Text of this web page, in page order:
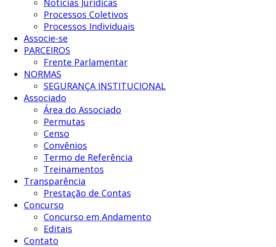
Notícias Jurídicas
Processos Coletivos
Processos Individuais
Associe-se
PARCEIROS
Frente Parlamentar
NORMAS
SEGURANÇA INSTITUCIONAL
Associado
Área do Associado
Permutas
Censo
Convênios
Termo de Referência
Treinamentos
Transparência
Prestação de Contas
Concurso
Concurso em Andamento
Editais
Contato